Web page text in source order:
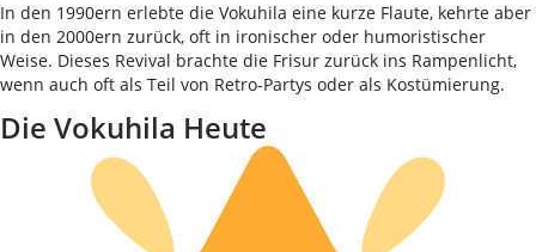
In den 1990ern erlebte die Vokuhila eine kurze Flaute, kehrte aber
in den 2000ern zurück, oft in ironischer oder humoristischer
Weise. Dieses Revival brachte die Frisur zurück ins Rampenlicht,
wenn auch oft als Teil von Retro-Partys oder als Kostümierung.
Die Vokuhila Heute